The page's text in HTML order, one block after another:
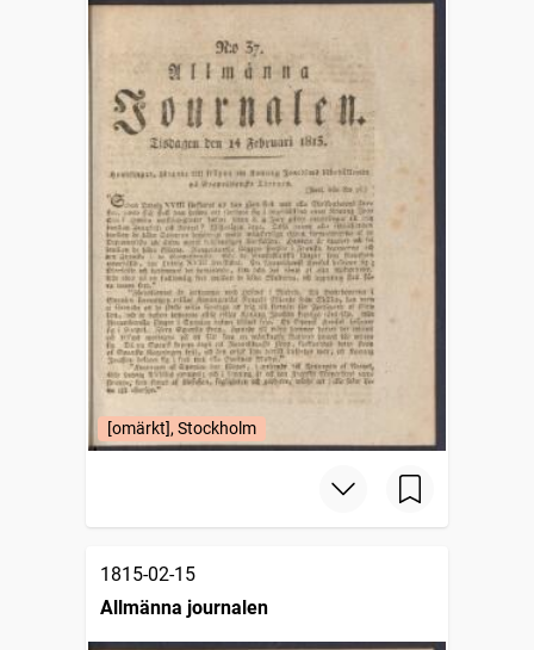
[omärkt], Stockholm
1815-02-15
Allmänna journalen